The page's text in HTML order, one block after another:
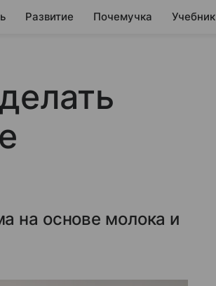
Развитие Почемучка Учебник
на основе молока и